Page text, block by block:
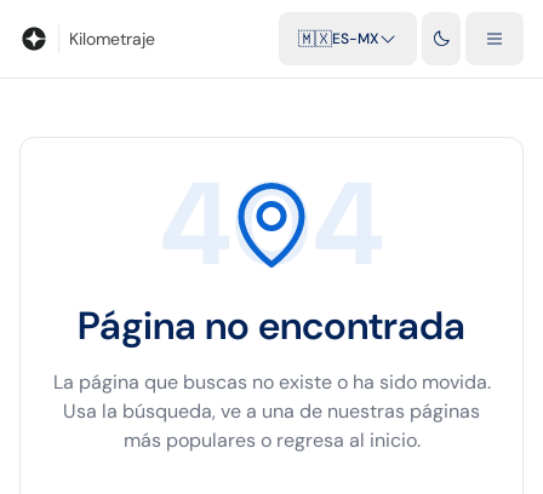
Kilometraje 🇲🇽ES-MX
404
Página no encontrada
La página que buscas no existe o ha sido movida.
Usa la búsqueda, ve a una de nuestras páginas
más populares o regresa al inicio.